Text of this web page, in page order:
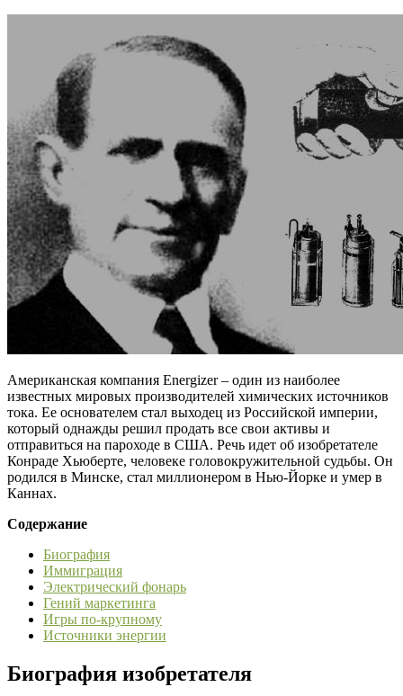
Американская компания Energizer – один из наиболее
известных мировых производителей химических источников
тока. Ее основателем стал выходец из Российской империи,
который однажды решил продать все свои активы и
отправиться на пароходе в США. Речь идет об изобретателе
Конраде Хьюберте, человеке головокружительной судьбы. Он
родился в Минске, стал миллионером в Нью-Йорке и умер в
Каннах.
Содержание
Биография
Иммиграция
Электрический фонарь
Гений маркетинга
Игры по-крупному
Источники энергии
Биография изобретателя